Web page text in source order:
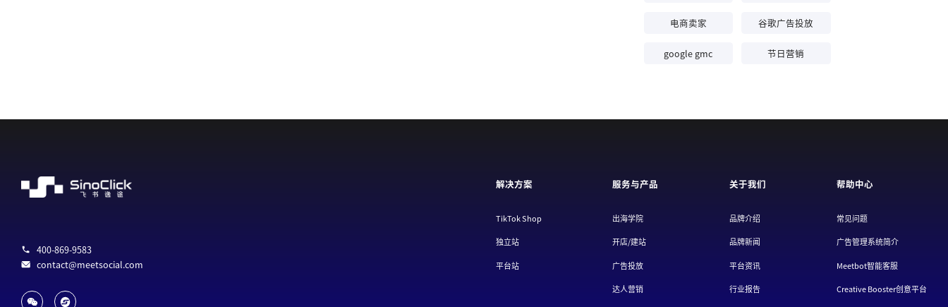
电商卖家 谷歌广告投放
google gmc 节日营销
400-869-9583
contact@meetsocial.com
帮助中心
常见问题
广告管理系统简介
Meetbot智能客服
Creative Booster创意平台
关于我们
品牌介绍
品牌新闻
平台资讯
行业报告
服务与产品
出海学院
开店/建站
广告投放
达人营销
解决方案
TikTok Shop
独立站
平台站